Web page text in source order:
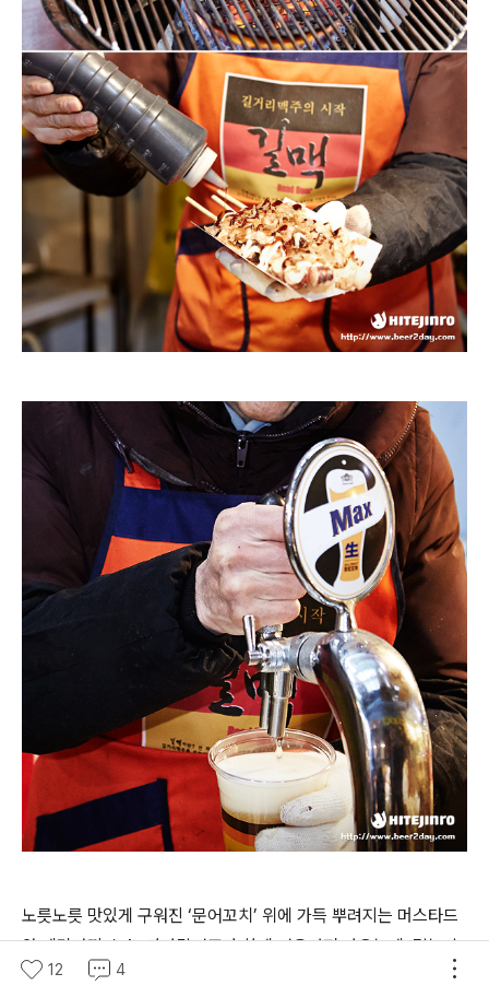
노릇노릇 맛있게 구워진 ‘문어꼬치’ 위에 가득 뿌려지는 머스타드
와 데리야끼 소스, 가다랑어포가 한데 어우러져 나오는데, 먹는 순
간 시원한 맥주가 너무나도 마시고 싶어질 겁니다. 이때 직접 크림
12 4